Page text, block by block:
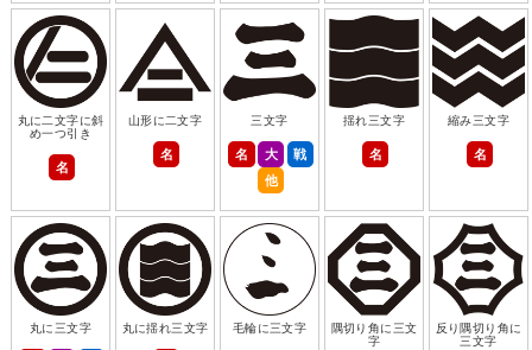
丸に二文字に斜
め一つ引き
名
山形に二文字
名
三文字
名 大
戦
他
揺れ三文字
名
縮み三文字
名
丸に三文字 丸に揺れ三文字 毛輪に三文字
隅切り角に三文
字
反り隅切り角に
三文字